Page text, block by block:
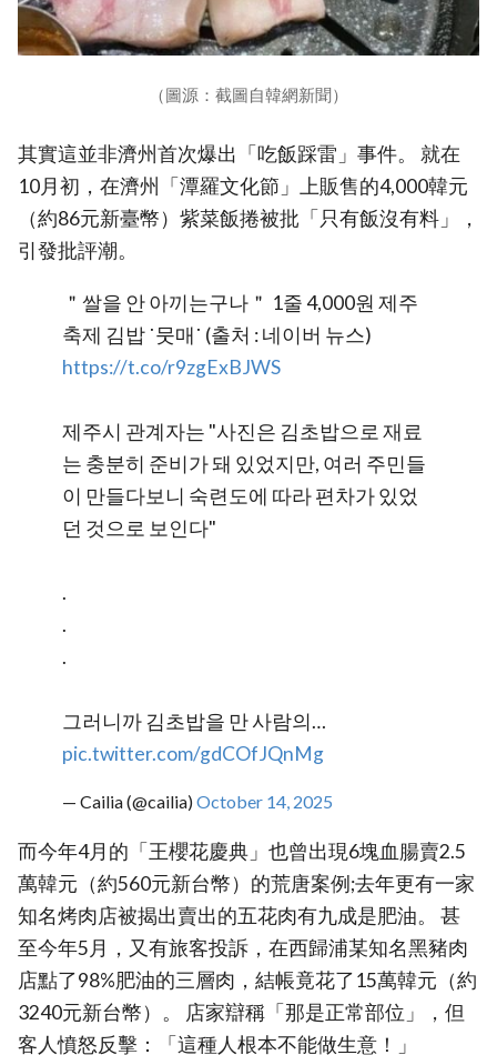
（圖源：截圖自韓網新聞）
其實這並非濟州首次爆出「吃飯踩雷」事件。 就在
10月初，在濟州「潭羅文化節」上販售的4,000韓元
（約86元新臺幣）紫菜飯捲被批「只有飯沒有料」，
引發批評潮。
＂쌀을 안 아끼는구나＂ 1줄 4,000원 제주
축제 김밥 ˙뭇매˙ (출처 : 네이버 뉴스)
https://t.co/r9zgExBJWS
제주시 관계자는 "사진은 김초밥으로 재료
는 충분히 준비가 돼 있었지만, 여러 주민들
이 만들다보니 숙련도에 따라 편차가 있었
던 것으로 보인다"
.
.
.
그러니까 김초밥을 만 사람의…
pic.twitter.com/gdCOfJQnMg
— Cailia (@cailia)October 14, 2025
而今年4月的「王櫻花慶典」也曾出現6塊血腸賣2.5
萬韓元（約560元新台幣）的荒唐案例;去年更有一家
知名烤肉店被揭出賣出的五花肉有九成是肥油。 甚
至今年5月，又有旅客投訴，在西歸浦某知名黑豬肉
店點了98%肥油的三層肉，結帳竟花了15萬韓元（約
3240元新台幣）。 店家辯稱「那是正常部位」，但
客人憤怒反擊：「這種人根本不能做生意！」